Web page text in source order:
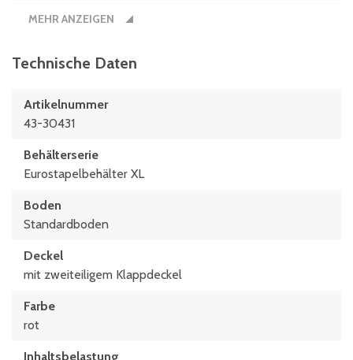
256 x 156 x 117 (mm)
300 mm
300 x 200 (mm)
MEHR ANZEIGEN
Technische Daten
Artikelnummer
43-30431
Behälterserie
Eurostapelbehälter XL
Boden
Standardboden
Deckel
mit zweiteiligem Klappdeckel
Farbe
rot
Inhaltsbelastung